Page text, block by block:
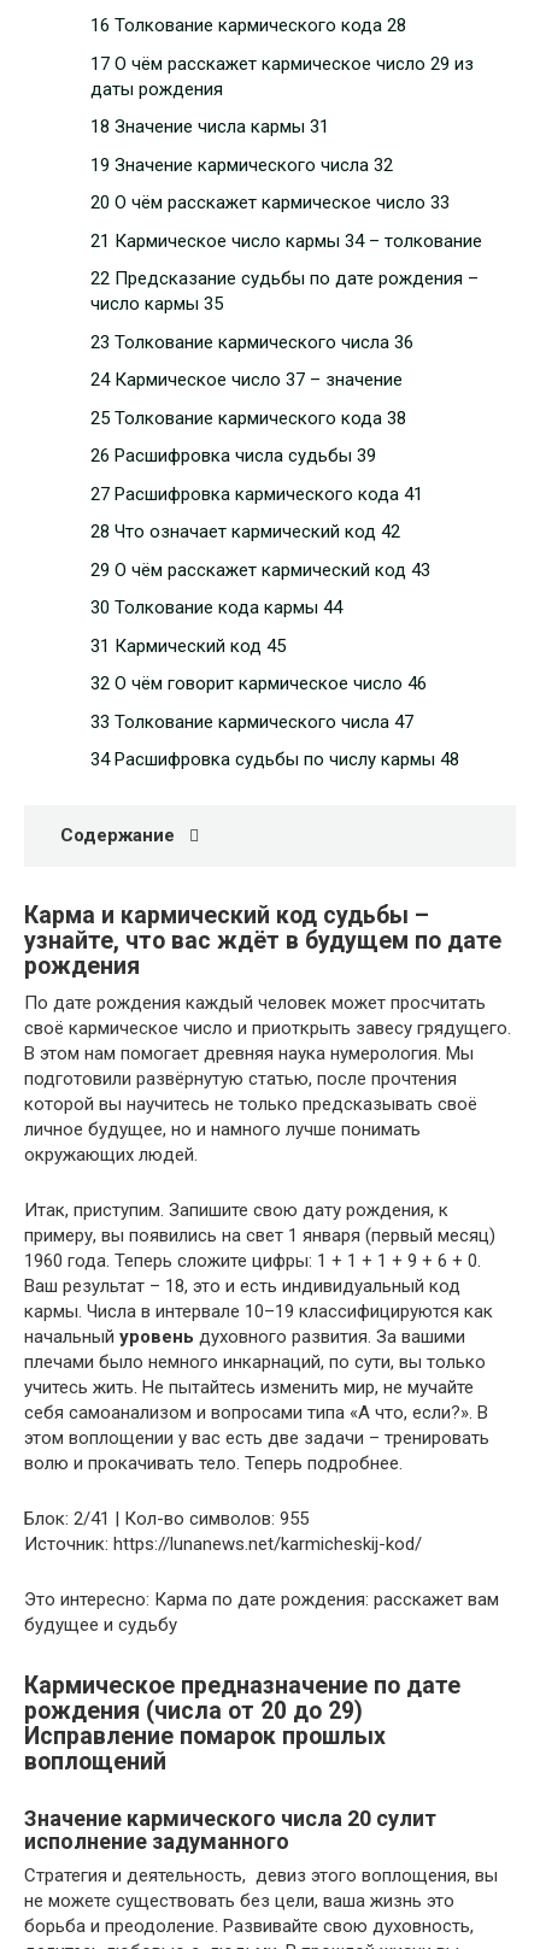
16 Толкование кармического кода 28
17 О чём расскажет кармическое число 29 из
даты рождения
18 Значение числа кармы 31
19 Значение кармического числа 32
20 О чём расскажет кармическое число 33
21 Кармическое число кармы 34 – толкование
22 Предсказание судьбы по дате рождения –
число кармы 35
23 Толкование кармического числа 36
24 Кармическое число 37 – значение
25 Толкование кармического кода 38
26 Расшифровка числа судьбы 39
27 Расшифровка кармического кода 41
28 Что означает кармический код 42
29 О чём расскажет кармический код 43
30 Толкование кода кармы 44
31 Кармический код 45
32 О чём говорит кармическое число 46
33 Толкование кармического числа 47
34 Расшифровка судьбы по числу кармы 48
Содержание
Карма и кармический код судьбы –
узнайте, что вас ждёт в будущем по дате
рождения
По дате рождения каждый человек может просчитать
своё кармическое число и приоткрыть завесу грядущего.
В этом нам помогает древняя наука нумерология. Мы
подготовили развёрнутую статью, после прочтения
которой вы научитесь не только предсказывать своё
личное будущее, но и намного лучше понимать
окружающих людей.
Итак, приступим. Запишите свою дату рождения, к
примеру, вы появились на свет 1 января (первый месяц)
1960 года. Теперь сложите цифры: 1 + 1 + 1 + 9 + 6 + 0.
Ваш результат – 18, это и есть индивидуальный код
кармы. Числа в интервале 10–19 классифицируются как
начальный уровень духовного развития. За вашими
плечами было немного инкарнаций, по сути, вы только
учитесь жить. Не пытайтесь изменить мир, не мучайте
себя самоанализом и вопросами типа «А что, если?». В
этом воплощении у вас есть две задачи – тренировать
волю и прокачивать тело. Теперь подробнее.
Блок: 2/41 | Кол-во символов: 955
Источник: https://lunanews.net/karmicheskij-kod/
Это интересно: Карма по дате рождения: расскажет вам
будущее и судьбу
Кармическое предназначение по дате
рождения (числа от 20 до 29)
Исправление помарок прошлых
воплощений
Значение кармического числа 20 сулит
исполнение задуманного
Стратегия и деятельность, девиз этого воплощения, вы
не можете существовать без цели, ваша жизнь это
борьба и преодоление. Развивайте свою духовность,